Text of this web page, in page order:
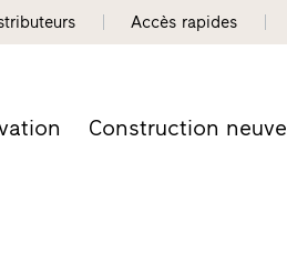
Accès rapides
Construction neuve